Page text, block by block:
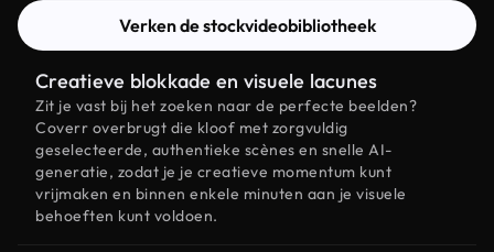
Verken de stockvideobibliotheek
Creatieve blokkade en visuele lacunes
Zit je vast bij het zoeken naar de perfecte beelden?
Coverr overbrugt die kloof met zorgvuldig
geselecteerde, authentieke scènes en snelle AI-
generatie, zodat je je creatieve momentum kunt
vrijmaken en binnen enkele minuten aan je visuele
behoeften kunt voldoen.